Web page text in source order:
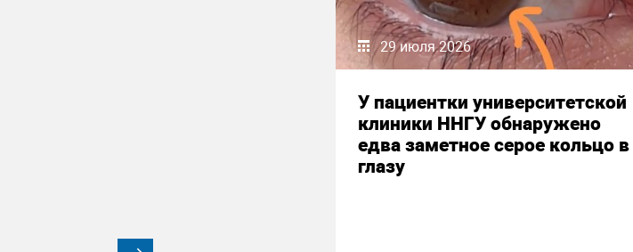
29 июля 2026
У пациентки университетской
клиники ННГУ обнаружено
едва заметное серое кольцо в
глазу